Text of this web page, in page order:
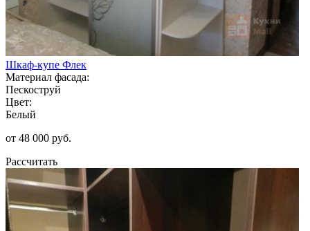
Шкаф-купе Флек
Материал фасада:
Пескоструй
Цвет:
Белый
от 48 000 руб.
Рассчитать